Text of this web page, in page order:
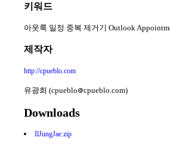
키워드
아웃룩 일정 중복 제거기 Outlook
제작자
http://cpueblo.com
유광희 (cpueblo cpueblo.com)
Downloads
IlJungJae.zip